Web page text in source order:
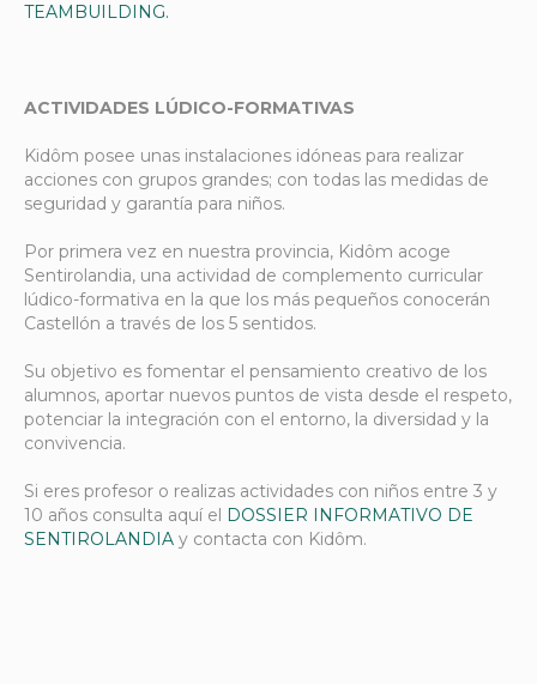
TEAMBUILDING.
ACTIVIDADES LÚDICO-FORMATIVAS
Kidôm posee unas instalaciones idóneas para realizar
acciones con grupos grandes; con todas las medidas de
seguridad y garantía para niños.
Por primera vez en nuestra provincia, Kidôm acoge
Sentirolandia, una actividad de complemento curricular
lúdico-formativa en la que los más pequeños conocerán
Castellón a través de los 5 sentidos.
Su objetivo es fomentar el pensamiento creativo de los
alumnos, aportar nuevos puntos de vista desde el respeto,
potenciar la integración con el entorno, la diversidad y la
convivencia.
Si eres profesor o realizas actividades con niños entre 3 y
10 años consulta aquí el DOSSIER INFORMATIVO DE
SENTIROLANDIAy contacta con Kidôm.